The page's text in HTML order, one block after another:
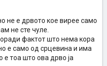
не е дрвото кое вирее само
не сте чуле.
фактот што нема кора
е само од срцевина и има
е тоа што ова дрво ја